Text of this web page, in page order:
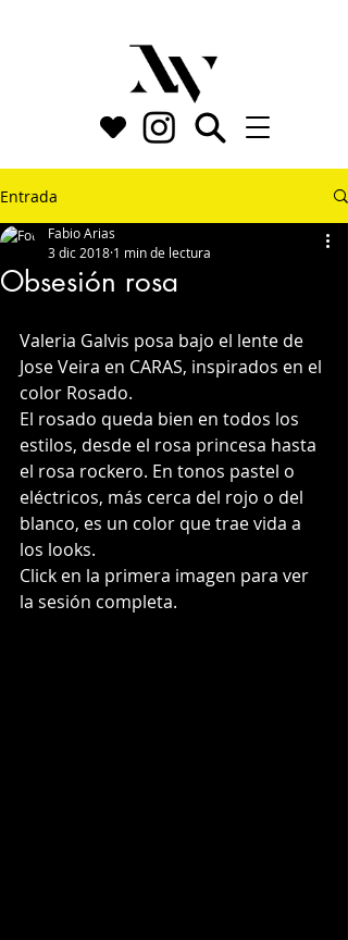
Entrada
Obsesión rosa
Fabio Arias
3 dic 2018 1 min de lectura
Valeria Galvis posa bajo el lente de
Jose Veira en CARAS, inspirados en el
color Rosado.
El rosado queda bien en todos los
estilos, desde el rosa princesa hasta
el rosa rockero. En tonos pastel o
eléctricos, más cerca del rojo o del
blanco, es un color que trae vida a
los looks.
Click en la primera imagen para ver
la sesión completa.